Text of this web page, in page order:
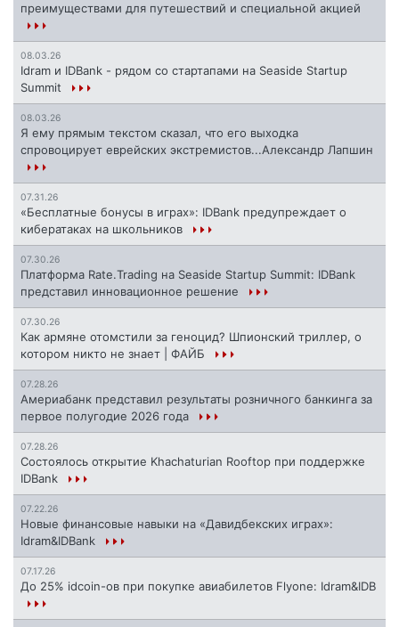
преимуществами для путешествий и специальной акцией
08.03.26
Idram и IDBank - рядом со стартапами на Seaside Startup
Summit
08.03.26
Я ему прямым текстом сказал, что его выходка
спровоцирует еврейских экстремистов...Александр Лапшин
07.31.26
«Бесплатные бонусы в играх»: IDBank предупреждает о
кибератаках на школьников
07.30.26
Платформа Rate.Trading на Seaside Startup Summit: IDBank
представил инновационное решение
07.30.26
Как армяне отомстили за геноцид? Шпионский триллер, о
котором никто не знает | ФАЙБ
07.28.26
Америабанк представил результаты розничного банкинга за
первое полугодие 2026 года
07.28.26
Состоялось открытие Khachaturian Rooftop при поддержке
IDBank
07.22.26
Новые финансовые навыки на «Давидбекских играх»:
Idram&IDBank
07.17.26
До 25% idcoin-ов при покупке авиабилетов Flyone: Idram&IDB